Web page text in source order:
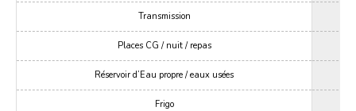
Transmission
Places CG / nuit / repas
Réservoir d’Eau propre / eaux usées
Frigo